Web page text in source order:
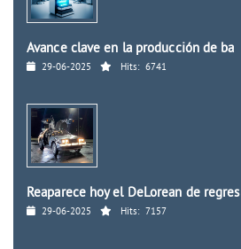
Avance clave en la producción de ba
29-06-2025 Hits: 6741
Reaparece hoy el DeLorean de regres
29-06-2025 Hits: 7157